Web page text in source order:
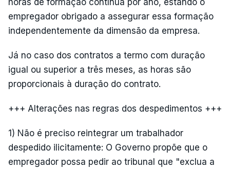
horas de formação contínua por ano, estando o
empregador obrigado a assegurar essa formação
independentemente da dimensão da empresa.
Já no caso dos contratos a termo com duração
igual ou superior a três meses, as horas são
proporcionais à duração do contrato.
+++ Alterações nas regras dos despedimentos +++
1) Não é preciso reintegrar um trabalhador
despedido ilicitamente: O Governo propõe que o
empregador possa pedir ao tribunal que "exclua a